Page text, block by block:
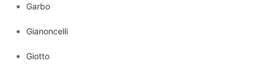
Garbo
Gianoncelli
Giotto